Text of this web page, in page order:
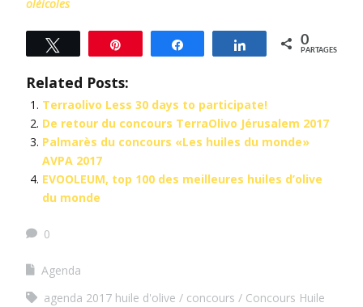
oléicoles
Tweetez Partagez Partagez 0
PARTAGES
Related Posts:
Terraolivo Less 30 days to participate!
De retour du concours TerraOlivo Jérusalem 2017
Palmarès du concours «Les huiles du monde»
AVPA 2017
EVOOLEUM, top 100 des meilleures huiles d’olive
du monde
0
Agenda
agenda 2017 huile d'olive
concours
Concours Huile